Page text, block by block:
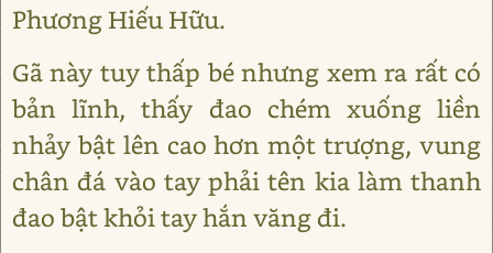
Phương Hiếu Hữu.
Gã này tuy thấp bé nhưng xem ra rất có
bản lĩnh, thấy đao chém xuống liền
nhảy bật lên cao hơn một trượng, vung
chân đá vào tay phải tên kia làm thanh
đao bật khỏi tay hắn văng đi.